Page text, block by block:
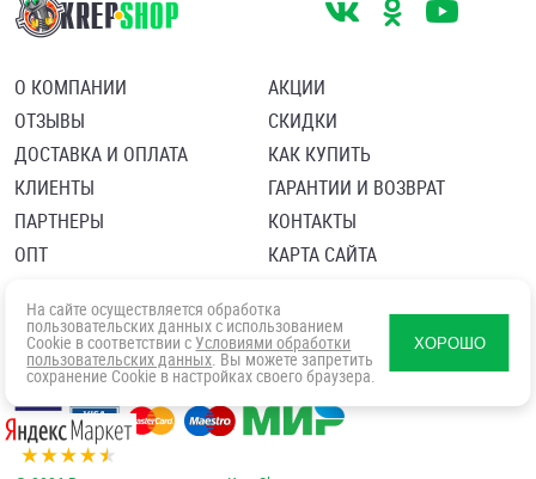
О КОМПАНИИ
ОТЗЫВЫ
ДОСТАВКА И ОПЛАТА
КЛИЕНТЫ
ПАРТНЕРЫ
ОПТ
АКЦИИ
СКИДКИ
КАК КУПИТЬ
ГАРАНТИИ И ВОЗВРАТ
КОНТАКТЫ
КАРТА САЙТА
Политика в отношении обработки персональных данных
Согласие посетителя сайта на обработку персональных данны
На сайте осуществляется обработка
пользовательских данных с использованием
Cookie в соответствии с Условиями обработки
пользовательских данных. Вы можете запретить
сохранение Cookie в настройках своего браузера.
ХОРОШО